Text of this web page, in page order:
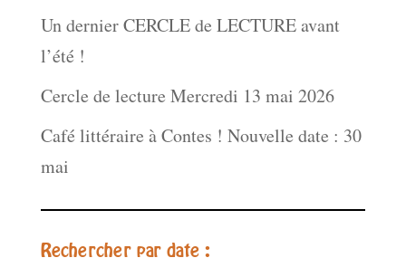
Un dernier CERCLE de LECTURE avant
l’été !
Cercle de lecture Mercredi 13 mai 2026
Café littéraire à Contes ! Nouvelle date : 30
mai
Rechercher par date :